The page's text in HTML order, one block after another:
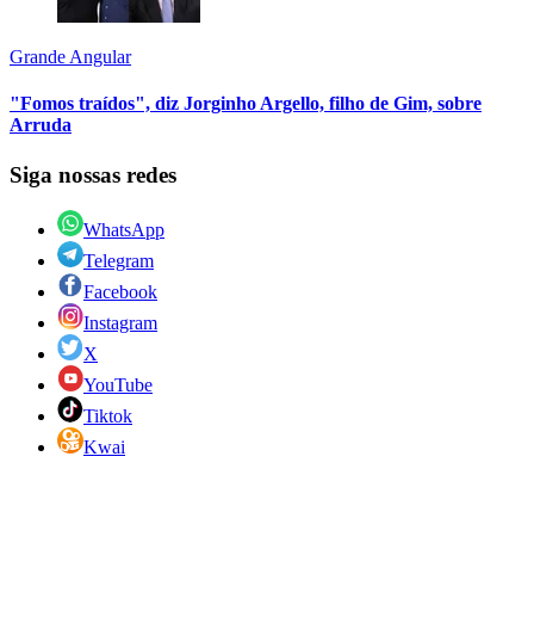
Grande Angular
"Fomos traídos", diz Jorginho Argello, filho de Gim, sobre
Arruda
Siga nossas redes
WhatsApp
Telegram
Facebook
Instagram
X
YouTube
Tiktok
Kwai